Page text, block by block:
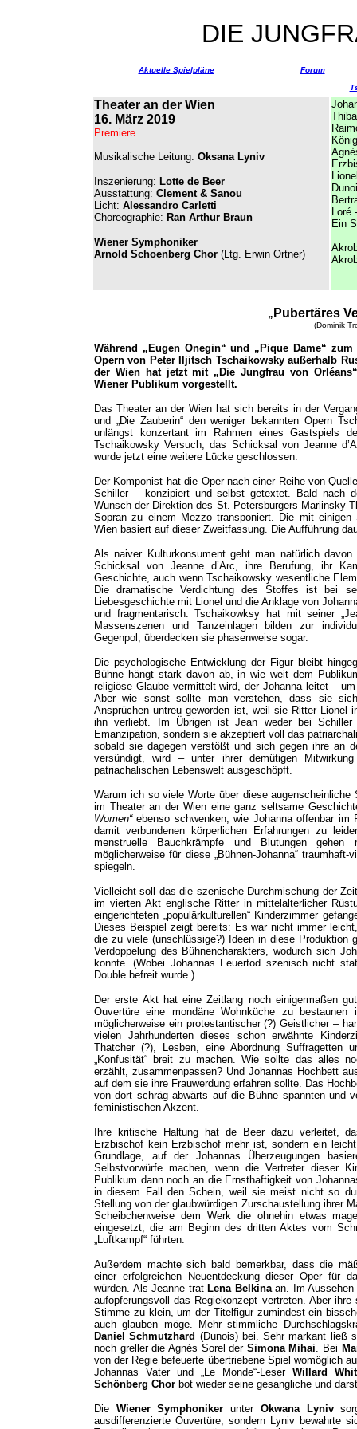
DIE
Aktuelle Spielpläne
Forum
Theater an der Wien
16. März 2019
Premiere
Musikalische Leitung: Oksana Lyniv
Inszenierung: Lotte de Beer
Ausstattung: Clement & Sanou
Licht: Alessandro Carletti
Choreographie: Ran Arthur Braun
Wiener Symphoniker
Arnold Schoenberg Chor (Ltg. Erwin Ortner)
Loré
Ein
„ Pubertäres
(Dominik
Während „Eugen Onegin“ und „Pique Dame“
Opern von Peter Iljitsch Tschaikowsky außerhalb
der Wien hat jetzt mit „Die Jungfrau von
Wiener Publikum vorgestellt.
Das Theater an der Wien hat sich bereits in der
und „Die Zauberin“ den weniger bekannten Opern
unlängst konzertant im Rahmen eines Gastspiels
Tschaikowsky Versuch, das Schicksal von Jeanne
wurde jetzt eine weitere Lücke geschlossen.
Der Komponist hat die Oper nach einer Reihe von
Schiller – konzipiert und selbst getextet. Bald nach
Wunsch der Direktion des St. Petersburgers Mariinsky
Sopran zu einem Mezzo transponiert. Die mit
Wien basiert auf dieser Zweitfassung. Die Aufführung
Als naiver Kulturkonsument geht man natürlich
Schicksal von Jeanne d’Arc, ihre Berufung, ihr
Geschichte, auch wenn Tschaikowsky wesentliche
Die dramatische Verdichtung des Stoffes ist bei
Liebesgeschichte mit Lionel und die Anklage von
und fragmentarisch. Tschaikowksy hat mit seiner
Massenszenen und Tanzeinlagen bilden zur
Gegenpol, überdecken sie phasenweise sogar.
Die psychologische Entwicklung der Figur bleibt
Bühne hängt stark davon ab, in wie weit dem
religiöse Glaube vermittelt wird, der Johanna leitet –
Aber wie sonst sollte man verstehen, dass sie
Ansprüchen untreu geworden ist, weil sie Ritter
ihn verliebt. Im Übrigen ist Jean weder bei Schiller
Emanzipation, sondern sie akzeptiert voll das
sobald sie dagegen verstößt und sich gegen ihre an
versündigt, wird – unter ihrer demütigen
patriachalischen Lebenswelt ausgeschöpft.
Warum ich so viele Worte über diese
im Theater an der Wien eine ganz seltsame
Women“ebenso schwenken, wie Johanna offenbar im
damit verbundenen körperlichen Erfahrungen zu
menstruelle Bauchkrämpfe und Blutungen
möglicherweise für diese „Bühnen-Johanna“
spiegeln.
Vielleicht soll das die szenische Durchmischung der
im vierten Akt englische Ritter in mittelalterlicher
eingerichteten „populärkulturellen“ Kinderzimmer
Dieses Beispiel zeigt bereits: Es war nicht immer
die zu viele (unschlüssige?) Ideen in diese Produktion
Verdoppelung des Bühnencharakters, wodurch sich
konnte. (Wobei Johannas Feuertod szenisch nicht
Double befreit wurde.)
Der erste Akt hat eine Zeitlang noch einigermaßen
Ouvertüre eine mondäne Wohnküche zu
möglicherweise ein protestantischer (?) Geistlicher –
vielen Jahrhunderten dieses schon erwähnte
Thatcher (?), Lesben, eine Abordnung Suffragetten
„Konfusität“ breit zu machen. Wie sollte das alles
erzählt, zusammenpassen? Und Johannas Hochbett
auf dem sie ihre Frauwerdung erfahren sollte. Das
von dort schräg abwärts auf die Bühne spannten und
feministischen Akzent.
Ihre kritische Haltung hat de Beer dazu verleitet,
Erzbischof kein Erzbischof mehr ist, sondern ein
Grundlage, auf der Johannas Überzeugungen
Selbstvorwürfe machen, wenn die Vertreter dieser
Publikum dann noch an die Ernsthaftigkeit von
in diesem Fall den Schein, weil sie meist nicht so
Stellung von der glaubwürdigen Zurschaustellung ihrer
Scheibchenweise dem Werk die ohnehin etwas
eingesetzt, die am Beginn des dritten Aktes vom
„Luftkampf“ führten.
Außerdem machte sich bald bemerkbar, dass die
einer erfolgreichen Neuentdeckung dieser Oper für
würden. Als Jeanne tratLena Belkinaan. Im Aussehen
aufopferungsvoll das Regiekonzept vertreten. Aber
Stimme zu klein, um der Titelfigur zumindest ein
auch glauben möge. Mehr stimmliche
Daniel Schmutzhard (Dunois) bei. Sehr markant ließ
noch greller die Agnés Sorel der Simona Mihai. Bei
von der Regie befeuerte übertriebene Spiel womöglich
Johannas Vater und „Le Monde“-Leser Willard
Schönberg Chor bot wieder seine gesangliche und
Die Wiener Symphonikerunter Okwana Lyniv
ausdifferenzierte Ouvertüre, sondern Lyniv bewahrte